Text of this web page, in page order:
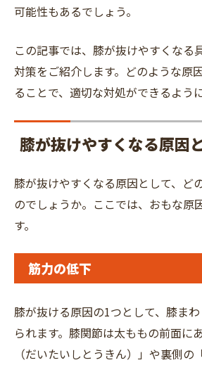
可能性もあるでしょう。
この記事では、膝が抜けやすくなる
対策をご紹介します。どのような原
ることで、適切な対処ができるよう
膝が抜けやすくなる原因
膝が抜けやすくなる原因として、ど
のでしょうか。ここでは、おもな原
す。
筋力の低下
膝が抜ける原因の1つとして、膝ま
られます。膝関節は太ももの前面に
（だいたいしとうきん）」や裏側の